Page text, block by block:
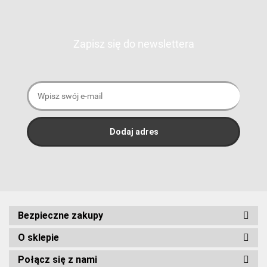
Zapisz się do newslettera
Bezpieczne zakupy
O sklepie
Połącz się z nami